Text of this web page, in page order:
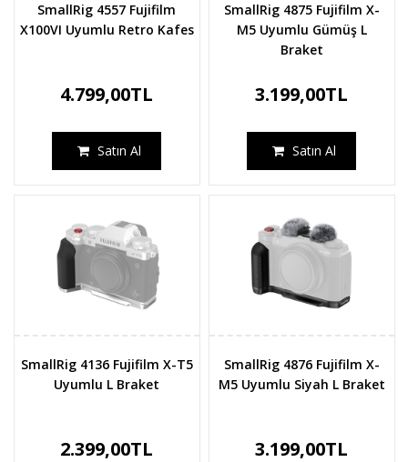
SmallRig 4557 Fujifilm
X100VI Uyumlu Retro Kafes
4.799,00TL
Satın Al
SmallRig 4875 Fujifilm X-
M5 Uyumlu Gümüş L
Braket
3.199,00TL
Satın Al
SmallRig 4136 Fujifilm X-T5
Uyumlu L Braket
2.399,00TL
SmallRig 4876 Fujifilm X-
M5 Uyumlu Siyah L Braket
3.199,00TL